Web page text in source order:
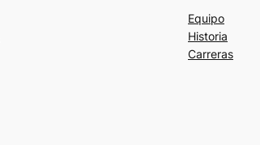
Equipo
Historia
Carreras